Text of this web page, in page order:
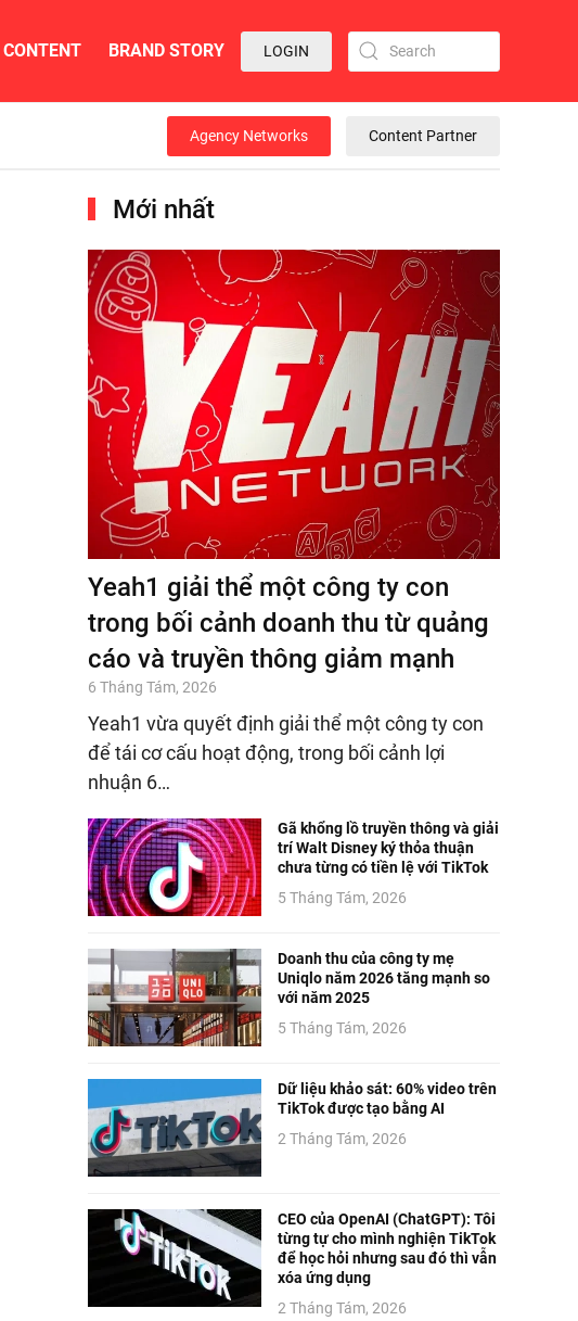
CONTENT BRAND STORY LOGIN
Agency Networks Content Partner
Mới nhất
Yeah1 giải thể một công ty con
trong bối cảnh doanh thu từ quảng
cáo và truyền thông giảm mạnh
6 Tháng Tám, 2026
Yeah1 vừa quyết định giải thể một công ty con
để tái cơ cấu hoạt động, trong bối cảnh lợi
nhuận 6…
Gã khổng lồ truyền thông và giải
trí Walt Disney ký thỏa thuận
chưa từng có tiền lệ với TikTok
5 Tháng Tám, 2026
Doanh thu của công ty mẹ
Uniqlo năm 2026 tăng mạnh so
với năm 2025
5 Tháng Tám, 2026
Dữ liệu khảo sát: 60% video trên
TikTok được tạo bằng AI
2 Tháng Tám, 2026
CEO của OpenAI (ChatGPT): Tôi
từng tự cho mình nghiện TikTok
để học hỏi nhưng sau đó thì vẫn
xóa ứng dụng
2 Tháng Tám, 2026